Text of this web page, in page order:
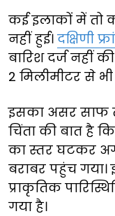
कई इलाकों में तो
नहीं हुई। दक्षिणी
बारिश दर्ज नहीं
2 मिलीमीटर से
इसका असर साफ
चिंता की बात है
का स्तर घटकर
बराबर पहुंच
प्राकृतिक
गया है।